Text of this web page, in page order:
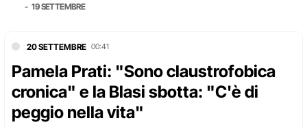
19 SETTEMBRE
20 SETTEMBRE 00:41
Pamela Prati: "Sono claustrofobica
cronica" e la Blasi sbotta: "C'è di
peggio nella vita"